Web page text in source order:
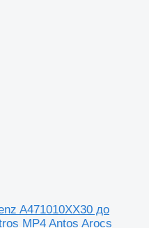
A471010XX30 до
MP4 Antos Arocs